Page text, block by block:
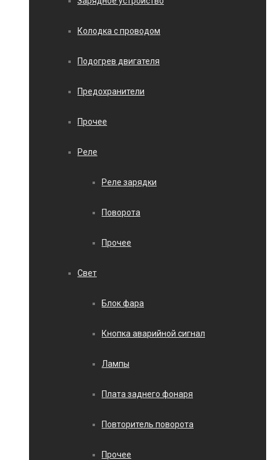
Колодка с проводом
Подогрев двигателя
Предохранители
Прочее
Реле
Реле зарядки
Поворота
Прочее
Свет
Блок фара
Кнопка аварийной сигнал
Лампы
Плата заднего фонаря
Повторитель поворота
Прочее